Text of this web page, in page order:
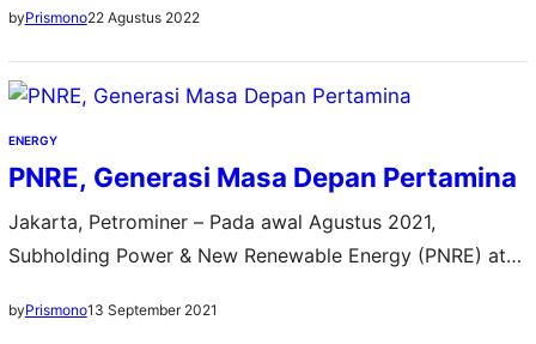
perolehan laba bersih yang melesat pesat dibandingkan
periode yang sama tahun lalu. Menurut CEO
MedcoEnergi, Roberto Lorato, kenaikan laba bersih yang
cukup signifikan tersebut berkat peningkatan volume
minyak, gas dan tembaga yang lebih tinggi…
byPrismono22 Agustus 2022
ENERGY
PNRE, Generasi Masa Depan Pertamina
Jakarta, Petrominer – Pada awal Agustus 2021,
Subholding Power & New Renewable Energy (PNRE) atau
hukum. Diikuti dengan Subholding lainnya di awal
byPrismono13 September 2021